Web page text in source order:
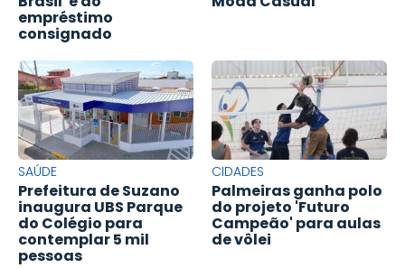
empréstimo
consignado
SAÚDE
Prefeitura de Suzano
inaugura UBS Parque
do Colégio para
contemplar 5 mil
pessoas
CIDADES
Palmeiras ganha polo
do projeto 'Futuro
Campeão' para aulas
de vôlei